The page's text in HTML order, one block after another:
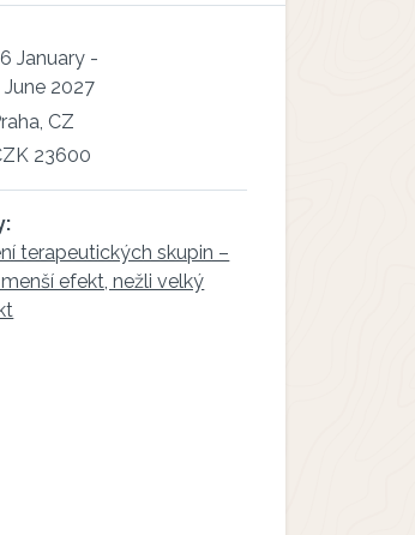
January -
June 2027
CZ
23600
terapeutických skupin –
efekt, nežli velký